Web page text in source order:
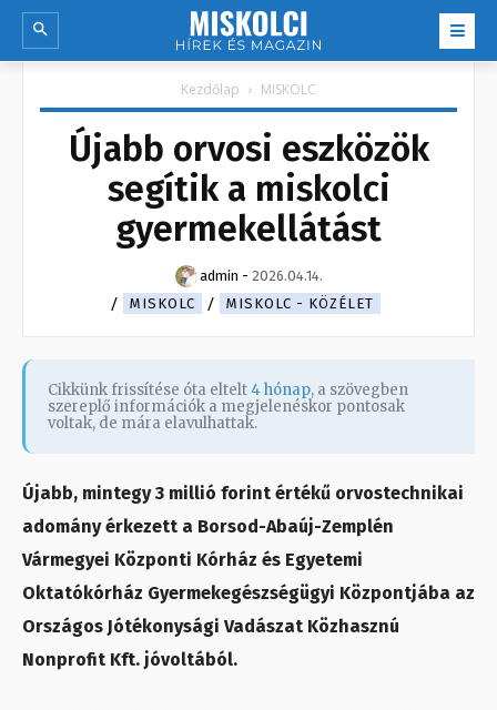
Kezdőlap MISKOLC
Újabb orvosi eszközök
segítik a miskolci
gyermekellátást
admin - 2026.04.14.
MISKOLC
MISKOLC - KÖZÉLET
Cikkünk frissítése óta eltelt4 hónap, a szövegben
szereplő információk a megjelenéskor pontosak
voltak, de mára elavulhattak.
Újabb, mintegy 3 millió forint értékű orvostechnikai
adomány érkezett a Borsod-Abaúj-Zemplén
Vármegyei Központi Kórház és Egyetemi
Oktatókórház Gyermekegészségügyi Központjába az
Országos Jótékonysági Vadászat Közhasznú
Nonprofit Kft. jóvoltából.